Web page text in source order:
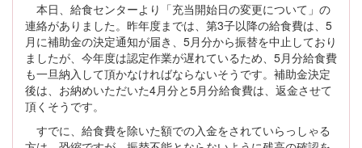
本日、給食センターより「充当開始日の変更について」の
連絡がありました。昨年度までは、第3子以降の給食費は、5
月に補助金の決定通知が届き、5月分から振替を中止しており
ましたが、今年度は認定作業が遅れているため、5月分給食費
も一旦納入して頂かなければならないそうです。補助金決定
後は、お納めいただいた4月分と5月分給食費は、返金させて
頂くそうです。
すでに、給食費を除いた額での入金をされていらっしゃる